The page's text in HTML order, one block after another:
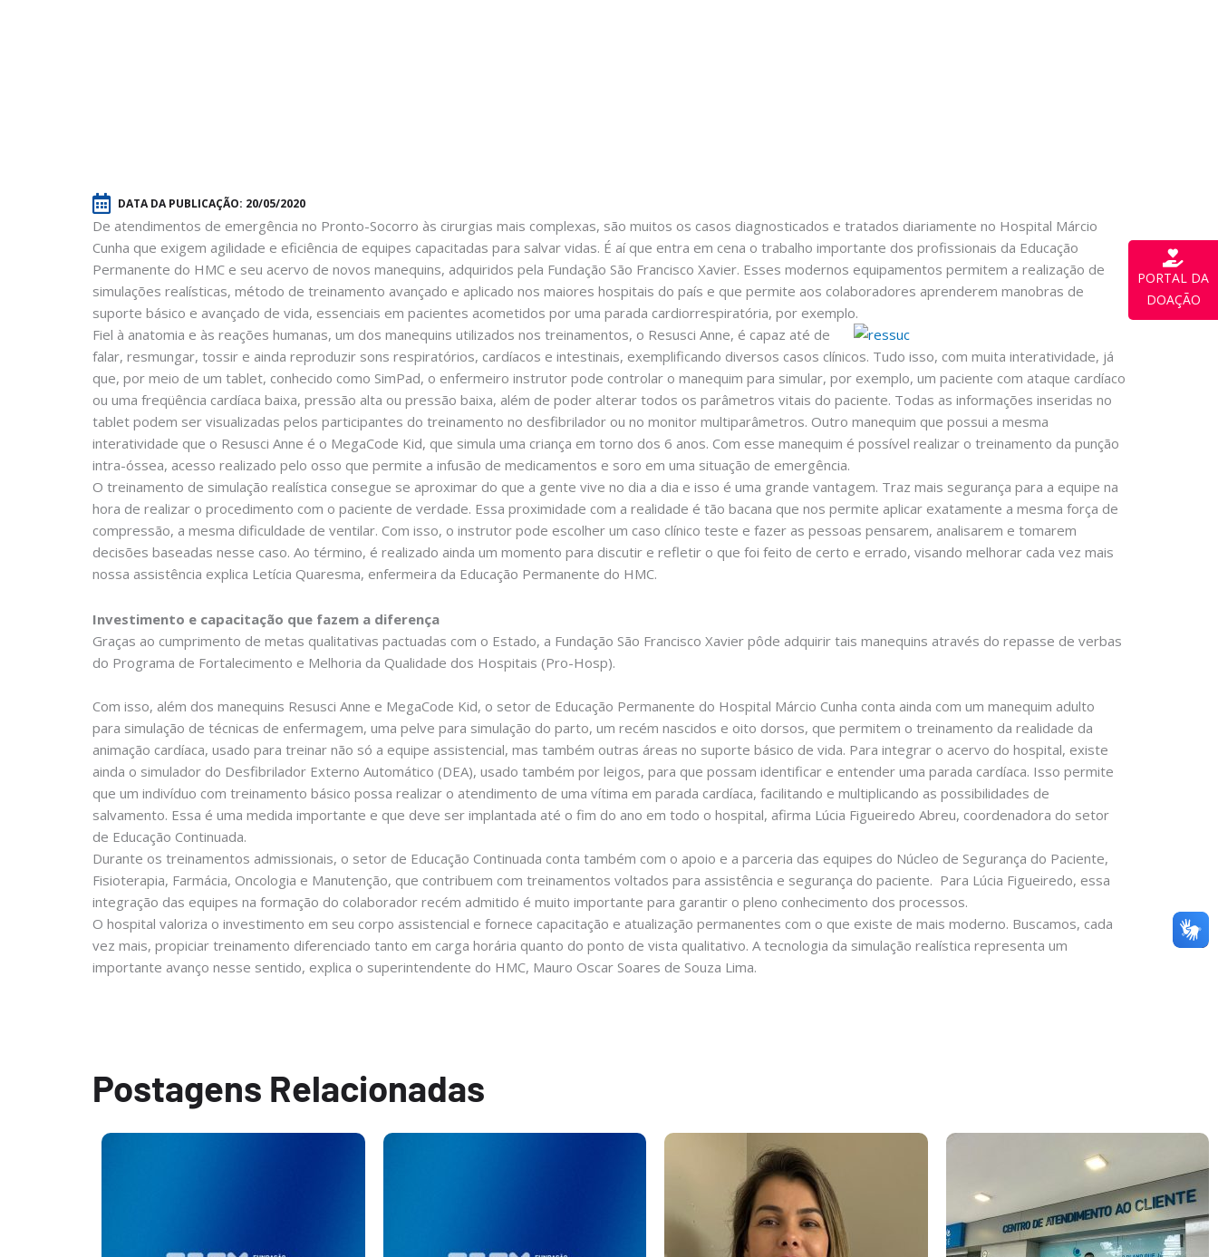
PORTAL DA
DOAÇÃO
DATA DA PUBLICAÇÃO: 20/05/2020
De atendimentos de emergência no Pronto-Socorro às cirurgias mais complexas, são muitos os casos diagnosticados e tratados diariamente no Hospital Márcio
Cunha que exigem agilidade e eficiência de equipes capacitadas para salvar vidas. É aí que entra em cena o trabalho importante dos profissionais da Educação
Permanente do HMC e seu acervo de novos manequins, adquiridos pela Fundação São Francisco Xavier. Esses modernos equipamentos permitem a realização de
simulações realísticas, método de treinamento avançado e aplicado nos maiores hospitais do país e que permite aos colaboradores aprenderem manobras de
suporte básico e avançado de vida, essenciais em pacientes acometidos por uma parada cardiorrespiratória, por exemplo.
Fiel à anatomia e às reações humanas, um dos manequins utilizados nos treinamentos, o Resusci Anne, é capaz até de
falar, resmungar, tossir e ainda reproduzir sons respiratórios, cardíacos e intestinais, exemplificando diversos casos clínicos. Tudo isso, com muita interatividade, já
que, por meio de um tablet, conhecido como SimPad, o enfermeiro instrutor pode controlar o manequim para simular, por exemplo, um paciente com ataque cardíaco
ou uma freqüência cardíaca baixa, pressão alta ou pressão baixa, além de poder alterar todos os parâmetros vitais do paciente. Todas as informações inseridas no
tablet podem ser visualizadas pelos participantes do treinamento no desfibrilador ou no monitor multiparâmetros. Outro manequim que possui a mesma
interatividade que o Resusci Anne é o MegaCode Kid, que simula uma criança em torno dos 6 anos. Com esse manequim é possível realizar o treinamento da punção
intra-óssea, acesso realizado pelo osso que permite a infusão de medicamentos e soro em uma situação de emergência.
O treinamento de simulação realística consegue se aproximar do que a gente vive no dia a dia e isso é uma grande vantagem. Traz mais segurança para a equipe na
hora de realizar o procedimento com o paciente de verdade. Essa proximidade com a realidade é tão bacana que nos permite aplicar exatamente a mesma força de
compressão, a mesma dificuldade de ventilar. Com isso, o instrutor pode escolher um caso clínico teste e fazer as pessoas pensarem, analisarem e tomarem
decisões baseadas nesse caso. Ao término, é realizado ainda um momento para discutir e refletir o que foi feito de certo e errado, visando melhorar cada vez mais
nossa assistência explica Letícia Quaresma, enfermeira da Educação Permanente do HMC.
Investimento e capacitação que fazem a diferença
Graças ao cumprimento de metas qualitativas pactuadas com o Estado, a Fundação São Francisco Xavier pôde adquirir tais manequins através do repasse de verbas
do Programa de Fortalecimento e Melhoria da Qualidade dos Hospitais (Pro-Hosp).
Com isso, além dos manequins Resusci Anne e MegaCode Kid, o setor de Educação Permanente do Hospital Márcio Cunha conta ainda com um manequim adulto
para simulação de técnicas de enfermagem, uma pelve para simulação do parto, um recém nascidos e oito dorsos, que permitem o treinamento da realidade da
animação cardíaca, usado para treinar não só a equipe assistencial, mas também outras áreas no suporte básico de vida. Para integrar o acervo do hospital, existe
ainda o simulador do Desfibrilador Externo Automático (DEA), usado também por leigos, para que possam identificar e entender uma parada cardíaca. Isso permite
que um indivíduo com treinamento básico possa realizar o atendimento de uma vítima em parada cardíaca, facilitando e multiplicando as possibilidades de
salvamento. Essa é uma medida importante e que deve ser implantada até o fim do ano em todo o hospital, afirma Lúcia Figueiredo Abreu, coordenadora do setor
de Educação Continuada.
Durante os treinamentos admissionais, o setor de Educação Continuada conta também com o apoio e a parceria das equipes do Núcleo de Segurança do Paciente,
Fisioterapia, Farmácia, Oncologia e Manutenção, que contribuem com treinamentos voltados para assistência e segurança do paciente. Para Lúcia Figueiredo, essa
integração das equipes na formação do colaborador recém admitido é muito importante para garantir o pleno conhecimento dos processos.
O hospital valoriza o investimento em seu corpo assistencial e fornece capacitação e atualização permanentes com o que existe de mais moderno. Buscamos, cada
vez mais, propiciar treinamento diferenciado tanto em carga horária quanto do ponto de vista qualitativo. A tecnologia da simulação realística representa um
importante avanço nesse sentido, explica o superintendente do HMC, Mauro Oscar Soares de Souza Lima.
Postagens Relacionadas